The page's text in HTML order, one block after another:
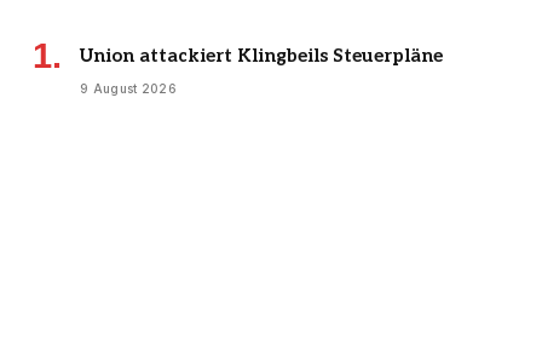
Union attackiert Klingbeils Steuerpläne
9 August 2026